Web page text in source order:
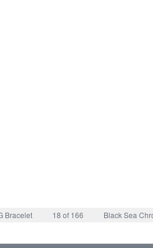
Bracelet 18 of 166 Black Sea